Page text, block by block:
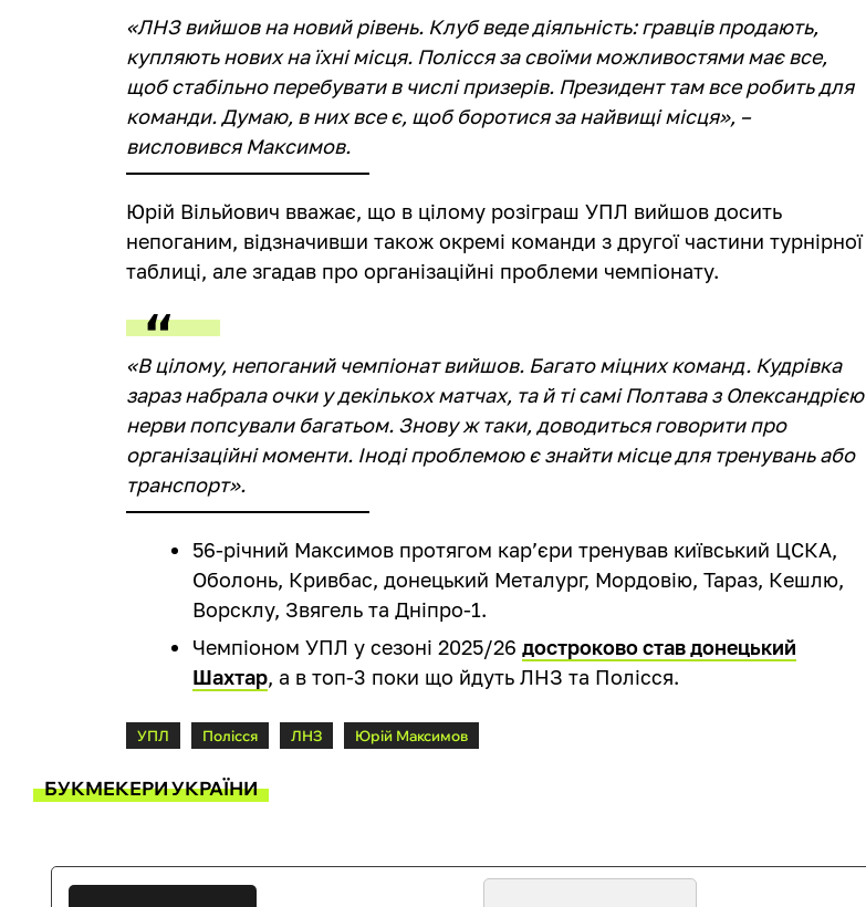
«ЛНЗ вийшов на новий рівень. Клуб веде діяльність: гравців продають,
купляють нових на їхні місця. Полісся за своїми можливостями має все,
щоб стабільно перебувати в числі призерів. Президент там все робить для
команди. Думаю, в них все є, щоб боротися за найвищі місця», –
висловився Максимов.
Юрій Вільйович вважає, що в цілому розіграш УПЛ вийшов досить
непоганим, відзначивши також окремі команди з другої частини турнірної
таблиці, але згадав про організаційні проблеми чемпіонату.
«В цілому, непоганий чемпіонат вийшов. Багато міцних команд. Кудрівка
зараз набрала очки у декількох матчах, та й ті самі Полтава з Олександрією
нерви попсували багатьом. Знову ж таки, доводиться говорити про
організаційні моменти. Іноді проблемою є знайти місце для тренувань або
транспорт».
56-річний Максимов протягом кар’єри тренував київський ЦСКА,
Оболонь, Кривбас, донецький Металург, Мордовію, Тараз, Кешлю,
Ворсклу, Звягель та Дніпро-1.
Чемпіоном УПЛ у сезоні 2025/26достроково став донецький
Шахтар, а в топ-3 поки що йдуть ЛНЗ та Полісся.
УПЛ Полісся ЛНЗ Юрій Максимов
БУКМЕКЕРИ УКРАЇНИ